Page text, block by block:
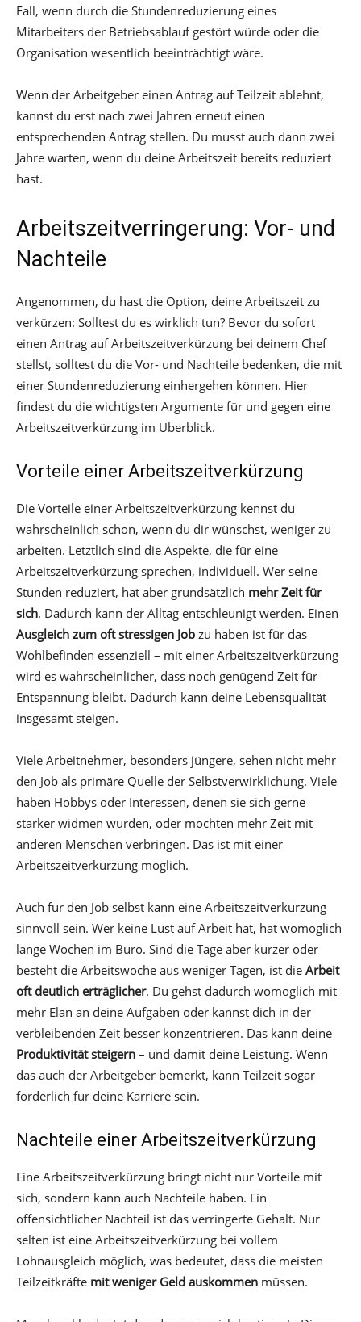
Fall, wenn durch die Stundenreduzierung eines
Mitarbeiters der Betriebsablauf gestört würde oder die
Organisation wesentlich beeinträchtigt wäre.
Wenn der Arbeitgeber einen Antrag auf Teilzeit ablehnt,
kannst du erst nach zwei Jahren erneut einen
entsprechenden Antrag stellen. Du musst auch dann zwei
Jahre warten, wenn du deine Arbeitszeit bereits reduziert
hast.
Arbeitszeitverringerung: Vor- und
Nachteile
Angenommen, du hast die Option, deine Arbeitszeit zu
verkürzen: Solltest du es wirklich tun? Bevor du sofort
einen Antrag auf Arbeitszeitverkürzung bei deinem Chef
stellst, solltest du die Vor- und Nachteile bedenken, die mit
einer Stundenreduzierung einhergehen können. Hier
findest du die wichtigsten Argumente für und gegen eine
Arbeitszeitverkürzung im Überblick.
Vorteile einer Arbeitszeitverkürzung
Die Vorteile einer Arbeitszeitverkürzung kennst du
wahrscheinlich schon, wenn du dir wünschst, weniger zu
arbeiten. Letztlich sind die Aspekte, die für eine
Arbeitszeitverkürzung sprechen, individuell. Wer seine
Stunden reduziert, hat aber grundsätzlich mehr Zeit für
sich. Dadurch kann der Alltag entschleunigt werden. Einen
Ausgleich zum oft stressigen Job zu haben ist für das
Wohlbefinden essenziell – mit einer Arbeitszeitverkürzung
wird es wahrscheinlicher, dass noch genügend Zeit für
Entspannung bleibt. Dadurch kann deine Lebensqualität
insgesamt steigen.
Viele Arbeitnehmer, besonders jüngere, sehen nicht mehr
den Job als primäre Quelle der Selbstverwirklichung. Viele
haben Hobbys oder Interessen, denen sie sich gerne
stärker widmen würden, oder möchten mehr Zeit mit
anderen Menschen verbringen. Das ist mit einer
Arbeitszeitverkürzung möglich.
Auch für den Job selbst kann eine Arbeitszeitverkürzung
sinnvoll sein. Wer keine Lust auf Arbeit hat, hat womöglich
lange Wochen im Büro. Sind die Tage aber kürzer oder
besteht die Arbeitswoche aus weniger Tagen, ist die Arbeit
oft deutlich erträglicher. Du gehst dadurch womöglich mit
mehr Elan an deine Aufgaben oder kannst dich in der
verbleibenden Zeit besser konzentrieren. Das kann deine
Produktivität steigern – und damit deine Leistung. Wenn
das auch der Arbeitgeber bemerkt, kann Teilzeit sogar
förderlich für deine Karriere sein.
Nachteile einer Arbeitszeitverkürzung
Eine Arbeitszeitverkürzung bringt nicht nur Vorteile mit
sich, sondern kann auch Nachteile haben. Ein
offensichtlicher Nachteil ist das verringerte Gehalt. Nur
selten ist eine Arbeitszeitverkürzung bei vollem
Lohnausgleich möglich, was bedeutet, dass die meisten
Teilzeitkräfte mit weniger Geld auskommen müssen.